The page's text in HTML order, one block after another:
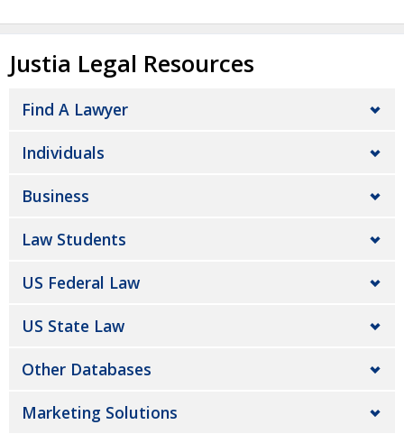
Justia Legal Resources
Find A Lawyer
Individuals
Business
Law Students
US Federal Law
US State Law
Other Databases
Marketing Solutions